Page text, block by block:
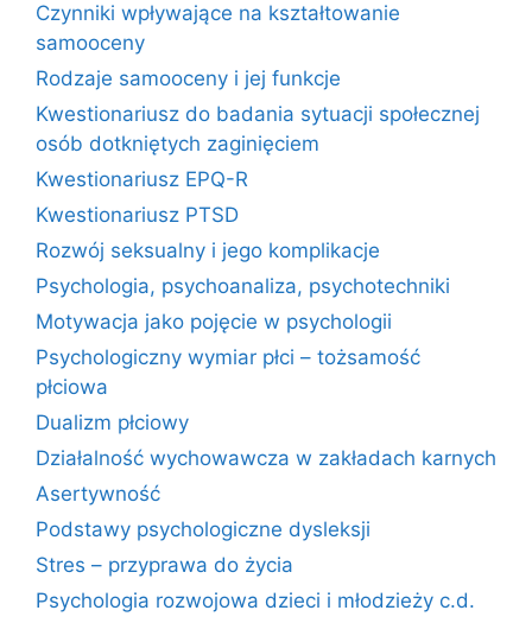
Czynniki wpływające na kształtowanie
samooceny
Rodzaje samooceny i jej funkcje
Kwestionariusz do badania sytuacji społecznej
osób dotkniętych zaginięciem
Kwestionariusz EPQ-R
Kwestionariusz PTSD
Rozwój seksualny i jego komplikacje
Psychologia, psychoanaliza, psychotechniki
Motywacja jako pojęcie w psychologii
Psychologiczny wymiar płci – tożsamość
płciowa
Dualizm płciowy
Działalność wychowawcza w zakładach karnych
Asertywność
Podstawy psychologiczne dysleksji
Stres – przyprawa do życia
Psychologia rozwojowa dzieci i młodzieży c.d.